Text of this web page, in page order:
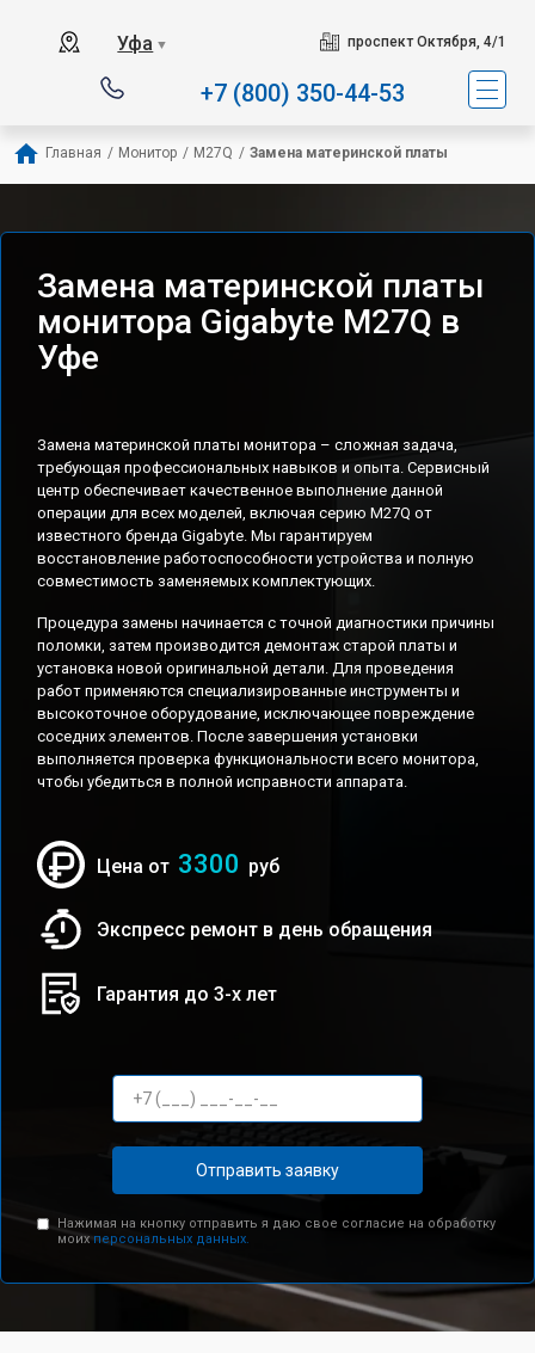
Уфа ▼ проспект Октября, 4/1
+7 (800) 350-44-53
Главная / Монитор / M27Q / Замена материнской платы
Замена материнской платы
монитора Gigabyte M27Q в
Уфе
Замена материнской платы монитора – сложная задача,
требующая профессиональных навыков и опыта. Сервисный
центр обеспечивает качественное выполнение данной
операции для всех моделей, включая серию M27Q от
известного бренда Gigabyte. Мы гарантируем
восстановление работоспособности устройства и полную
совместимость заменяемых комплектующих.
Процедура замены начинается с точной диагностики причины
поломки, затем производится демонтаж старой платы и
установка новой оригинальной детали. Для проведения
работ применяются специализированные инструменты и
высокоточное оборудование, исключающее повреждение
соседних элементов. После завершения установки
выполняется проверка функциональности всего монитора,
чтобы убедиться в полной исправности аппарата.
Цена от 3300 руб
Экспресс ремонт в день обращения
Гарантия до 3-х лет
Отправить заявку
Нажимая на кнопку отправить я даю свое согласие на обработку
моих персональных данных.